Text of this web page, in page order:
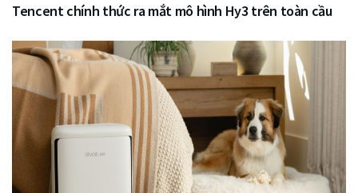
Tencent chính thức ra mắt mô hình Hy3 trên toàn cầu